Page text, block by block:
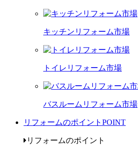
キッチンリフォーム市場
トイレリフォーム市場
バスルームリフォーム市場
リフォームのポイント POINT
リフォームのポイント